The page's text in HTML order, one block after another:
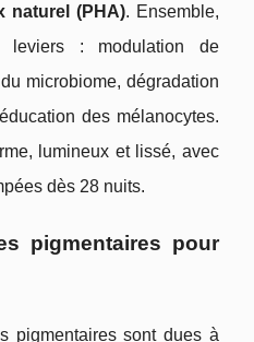
naturel (PHA). Ensemble,
leviers : modulation de
microbiome, dégradation
des mélanocytes.
lumineux et lissé, avec
dès 28 nuits.
pigmentaires pour
pigmentaires sont dues à